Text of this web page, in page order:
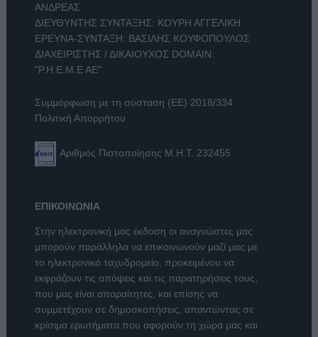
ΑΝΔΡΕΑΣ
ΔΙΕΥΘΥΝΤΗΣ ΣΥΝΤΑΞΗΣ: ΚΟΥΡΗ ΑΓΓΕΛΙΚΗ
ΕΡΕΥΝΑ-ΣΥΝΤΑΞΗ: ΒΑΣΙΛΗΣ ΚΟΥΦΟΠΟΥΛΟΣ
ΔΙΑΧΕΙΡΙΣΤΗΣ / ΔΙΚΑΙΟΥΧΟΣ DOMAIN:
"Ρ.Η.Ε.Μ.Ε ΑΕ"
Συμμόρφωση με τη σύσταση (ΕΕ) 2018/334
Πολιτική Απορρήτου
Αριθμός Πιστοποίησης Μ.Η.Τ. 232455
ΕΠΙΚΟΙΝΩΝΙΑ
Στην ηλεκτρονική μας έκδοση οι αναγνώστες μας
μπορούν παράλληλα να επικοινωνούν μαζί μας με
το ηλεκτρονικό ταχυδρομείο, προκειμένου να
εκφράζουν τις απόψεις και τις παρατηρήσεις τους,
που μας είναι απαραίτητες, και επίσης να
συμμετέχουν σε δημοσκοπήσεις, απαντώντας σε
κρίσιμα ερωτήματα που αφορούν τη χώρα μας και